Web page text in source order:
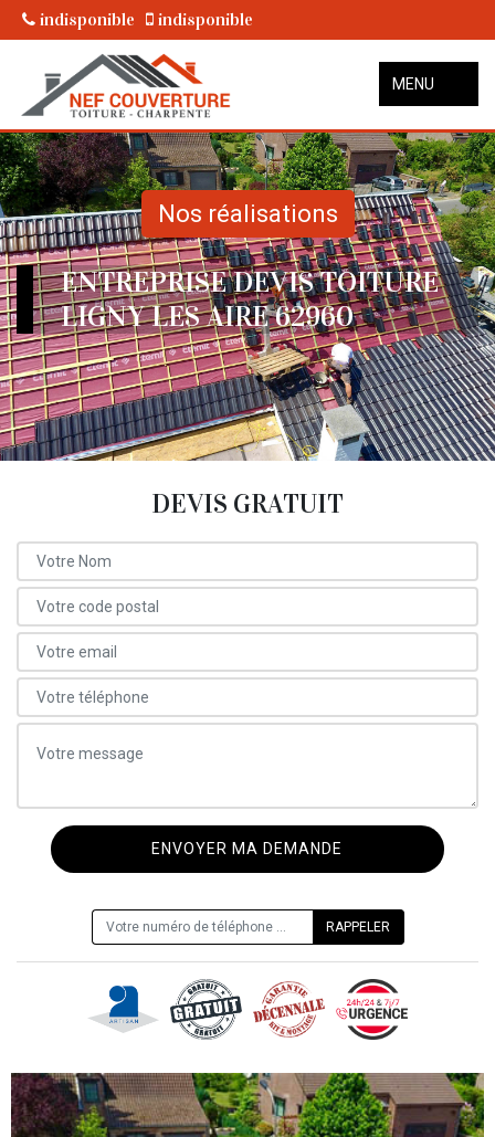
indisponible indisponible
MENU
Nos réalisations
ENTREPRISE DEVIS TOITURE
LIGNY LES AIRE 62960
DEVIS GRATUIT